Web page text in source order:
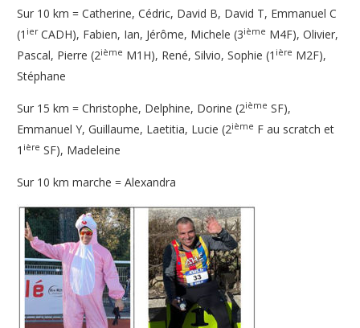
Sur 10 km = Catherine, Cédric, David B, David T, Emmanuel C
(1 ierCADH), Fabien, Ian, Jérôme, Michele (3ième M4F), Olivier,
Pascal, Pierre (2ième M1H), René, Silvio, Sophie (1 ière M2F),
Stéphane
Sur 15 km = Christophe, Delphine, Dorine (2ième SF),
Emmanuel Y, Guillaume, Laetitia, Lucie (2ième F au scratch et
1 ière SF), Madeleine
Sur 10 km marche = Alexandra